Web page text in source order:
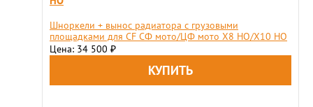
Шноркели + вынос радиатора с грузовыми
площадками для CF СФ мото/ЦФ мото X8 HO/X10 HO
Цена: 34 500 ₽